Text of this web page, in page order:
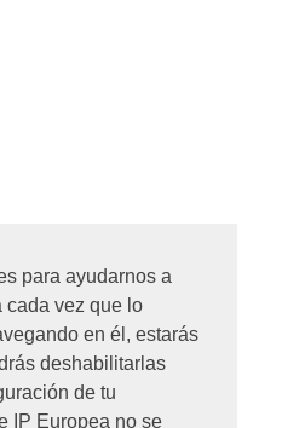
para ayudarnos a
cada vez que lo
en él, estarás
deshabilitarlas
de tu
IP Europea no se